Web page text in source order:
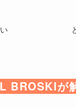
BROSKIが